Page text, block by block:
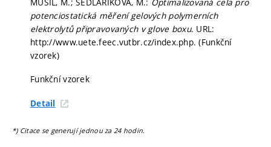
potenciostatická měření gelových polymerních
elektrolytů připravovaných v glove boxu. URL:
http://www.uete.feec.vutbr.cz/index.php. (Funkční
vzorek)
Funkční vzorek
Detail
*) Citace se generují jednou za 24 hodin.